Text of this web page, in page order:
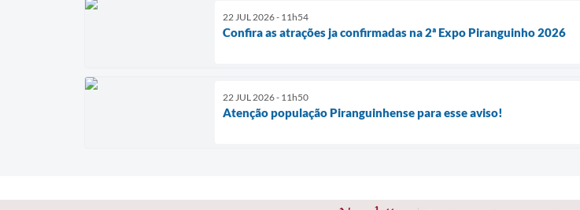
22 JUL 2026 - 11h54
Confira as atrações ja confirmadas na 2ª Expo Piranguinho 2026
22 JUL 2026 - 11h50
Atenção população Piranguinhense para esse aviso!